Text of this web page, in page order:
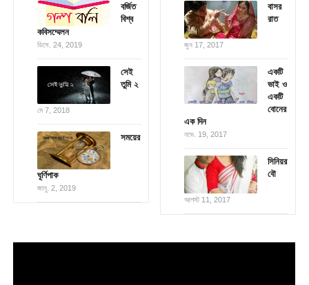
বর্জিত
বিশ্ব
কবিসম্মেলন
ডিসে. 24, 2019
সেই
তুমি ২
মে 7, 2018
সময়ের
ঘূর্ণিপাক
জানু. 2, 2019
বাসর
রাত
জুন 17, 2017
একটি
ভাই ও
একটি
বোনের
এক দিন
নভে. 19, 2017
সিনিয়র
বৌ
আগস্ট 11, 2017